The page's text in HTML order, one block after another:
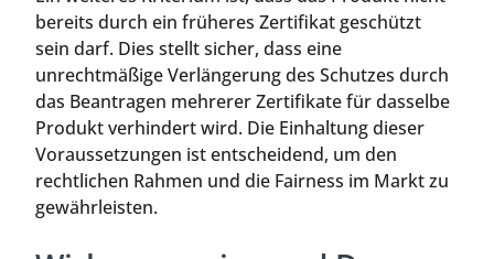
bereits durch ein früheres Zertifikat geschützt
sein darf. Dies stellt sicher, dass eine
unrechtmäßige Verlängerung des Schutzes durch
das Beantragen mehrerer Zertifikate für dasselbe
Produkt verhindert wird. Die Einhaltung dieser
Voraussetzungen ist entscheidend, um den
rechtlichen Rahmen und die Fairness im Markt zu
gewährleisten.